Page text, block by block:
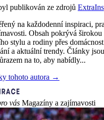
publikován ze zdrojů
na každodenní inspiraci,
Obsah pokrývá širokou
stylu a rodiny přes
a aktuální trendy. Články
na to, aby nabídly...
tohoto autora →
vás Magazíny a zajímavosti